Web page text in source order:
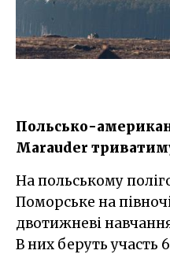
Польсько-
Marauder
На польському полігоні Дравсько-
Поморське на
двотижневі
В них беруть участь